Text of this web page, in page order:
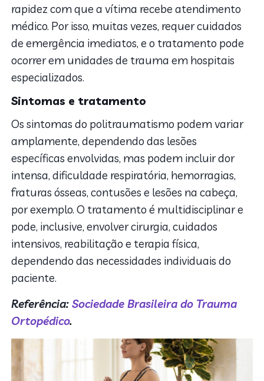
rapidez com que a vítima recebe atendimento
médico. Por isso, muitas vezes, requer cuidados
de emergência imediatos, e o tratamento pode
ocorrer em unidades de trauma em hospitais
especializados.
Sintomas e tratamento
Os sintomas do politraumatismo podem variar
amplamente, dependendo das lesões
específicas envolvidas, mas podem incluir dor
intensa, dificuldade respiratória, hemorragias,
fraturas ósseas, contusões e lesões na cabeça,
por exemplo. O tratamento é multidisciplinar e
pode, inclusive, envolver cirurgia, cuidados
intensivos, reabilitação e terapia física,
dependendo das necessidades individuais do
paciente.
Referência:Sociedade Brasileira do Trauma
Ortopédico.